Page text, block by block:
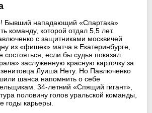
Бывший нападающий «Спартака»
команду, которой отдал 5,5 лет.
с защитниками москвичей
из «фишек» матча в Екатеринбурге,
состояться, если бы судья показал
заслуженную красную карточку за
Луиша Нету. Но Павлюченко
шанса напомнить о себе
34-летний «Спящий гигант»,
половину голов уральской команды,
годы карьеры.